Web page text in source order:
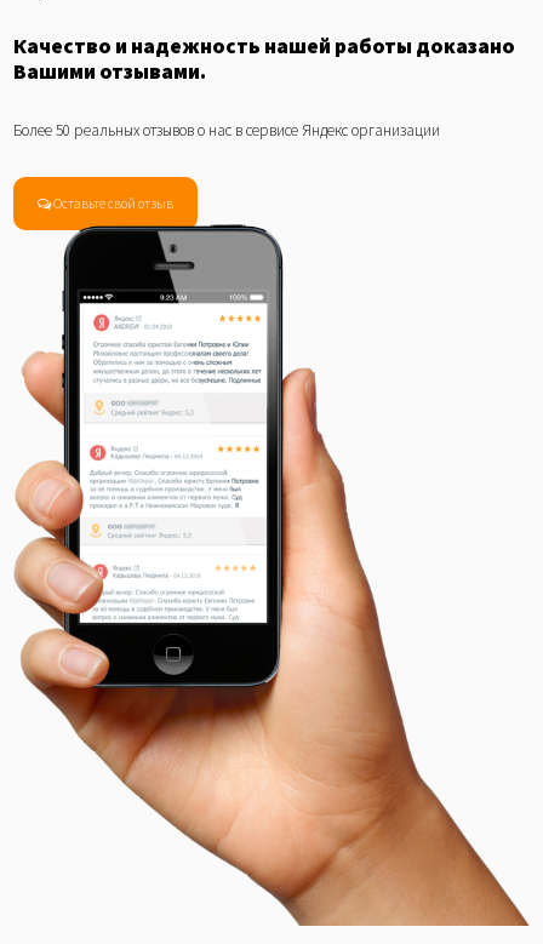
Качество и надежность нашей работы доказано
Вашими отзывами.
Более 50 реальных отзывов о нас в сервисе Яндекс организации
Оставьте свой отзыв